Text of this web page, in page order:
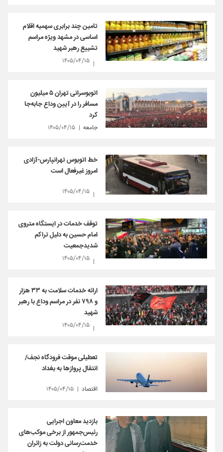
تامین چند برابری سهمیه اقلام
اساسی در مشهد ویژه مراسم
تشییع رهبر شهید
۱۴۰۵/۰۴/۱۵
اتوبوسرانی تهران ۵ میلیون
مسافر را در آیین وداع جابه‌جا
کرد
جامعه ۱۴۰۵/۰۴/۱۵
خط اتوبوس تهرانپارس-آزادی
امروز غیرفعال است
۱۴۰۵/۰۴/۱۵
توقف خدمات در ایستگاه متروی
امام حسین به‌ دلیل تراکم
شدیدجمعیت
۱۴۰۵/۰۴/۱۵
ارائه خدمات سلامت به ۳۳ هزار
و ۷۹۸ نفر در مراسم وداع با رهبر
شهید
۱۴۰۵/۰۴/۱۵
تعطیلی موقت فرودگاه نجف/
انتقال پروازها به بغداد
اقتصاد ۱۴۰۵/۰۴/۱۵
بازدید معاون اجرایی
رئیس‌جمهور از برخی موکب‌های
خدمت‌رسانی دولت به زائران